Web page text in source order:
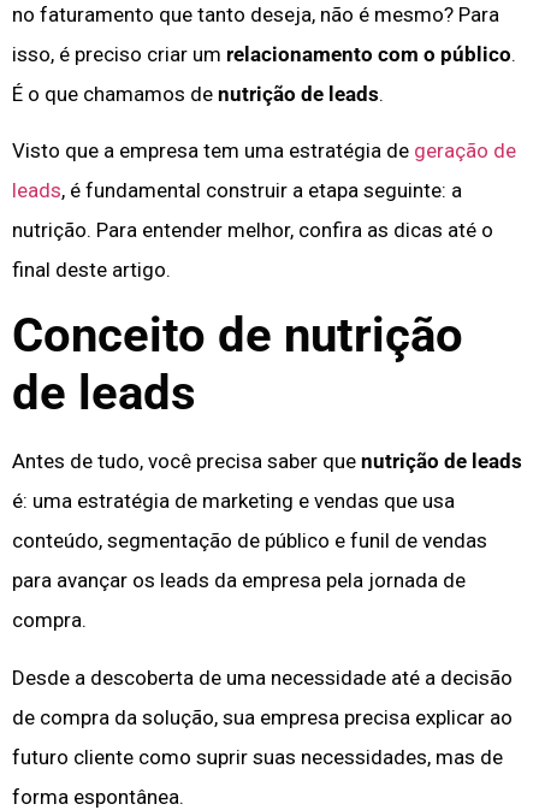
no faturamento que tanto deseja, não é mesmo? Para
isso, é preciso criar um relacionamento com o público.
É o que chamamos de nutrição de leads.
Visto que a empresa tem uma estratégia de geração de
leads, é fundamental construir a etapa seguinte: a
nutrição. Para entender melhor, confira as dicas até o
final deste artigo.
Conceito de nutrição
de leads
Antes de tudo, você precisa saber que nutrição de leads
é: uma estratégia de marketing e vendas que usa
conteúdo, segmentação de público e funil de vendas
para avançar os leads da empresa pela jornada de
compra.
Desde a descoberta de uma necessidade até a decisão
de compra da solução, sua empresa precisa explicar ao
futuro cliente como suprir suas necessidades, mas de
forma espontânea.